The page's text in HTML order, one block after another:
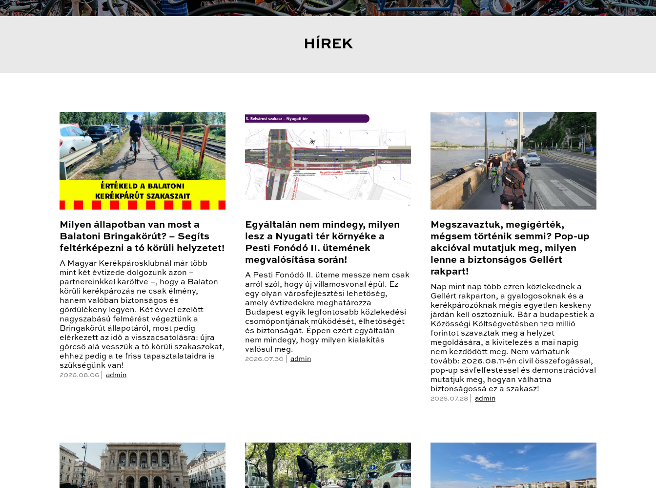
HÍREK
Milyen állapotban van most a
Balatoni Bringakörút? – Segíts
feltérképezni a tó körüli helyzetet!
A Magyar Kerékpárosklubnál már több
mint két évtizede dolgozunk azon –
partnereinkkel karöltve –, hogy a Balaton
körüli kerékpározás ne csak élmény,
hanem valóban biztonságos és
gördülékeny legyen. Két évvel ezelőtt
nagyszabású felmérést végeztünk a
Bringakörút állapotáról, most pedig
elérkezett az idő a visszacsatolásra: újra
górcső alá vesszük a tó körüli szakaszokat,
ehhez pedig a te friss tapasztalataidra is
szükségünk van!
2026.08.06 | admin
Egyáltalán nem mindegy, milyen
lesz a Nyugati tér környéke a
Pesti Fonódó II. ütemének
megvalósítása során!
A Pesti Fonódó II. üteme messze nem csak
arról szól, hogy új villamosvonal épül. Ez
egy olyan városfejlesztési lehetőség,
amely évtizedekre meghatározza
Budapest egyik legfontosabb közlekedési
csomópontjának működését, élhetőségét
és biztonságát. Éppen ezért egyáltalán
nem mindegy, hogy milyen kialakítás
valósul meg.
2026.07.30 | admin
Megszavaztuk, megígérték,
mégsem történik semmi? Pop-up
akcióval mutatjuk meg, milyen
lenne a biztonságos Gellért
rakpart!
Nap mint nap több ezren közlekednek a
Gellért rakparton, a gyalogosoknak és a
kerékpározóknak mégis egyetlen keskeny
járdán kell osztozniuk. Bár a budapestiek a
Közösségi Költségvetésben 120 millió
forintot szavaztak meg a helyzet
megoldására, a kivitelezés a mai napig
nem kezdődött meg. Nem várhatunk
tovább: 2026.08.11-én civil összefogással,
pop-up sávfelfestéssel és demonstrációval
mutatjuk meg, hogyan válhatna
biztonságossá ez a szakasz!
2026.07.28 | admin